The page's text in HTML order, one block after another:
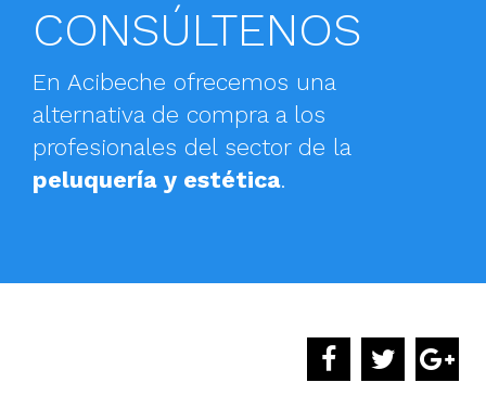
CONSÚLTENOS
En Acibeche ofrecemos una
alternativa de compra a los
profesionales del sector de la
peluquería y estética.